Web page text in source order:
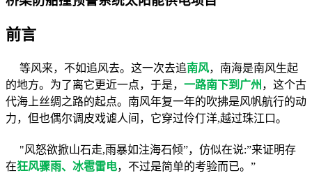
前言
等风来，不如追风去。这一次去追南风，南海是南风生起
的地方。为了离它更近一点，于是， 一路南下到广州 ，这个古
代海上丝绸之路的起点。南风年复一年的吹拂是风帆航行的动
力，但也偶尔调皮戏谑人间，它穿过伶仃洋,越过珠江口。
"风怒欲掀山石走,雨暴如注海石倾”，仿似在说:”来证明存
在狂风骤雨、冰雹雷电，不过是简单的考验而已。”